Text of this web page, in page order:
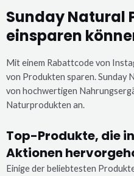
Sunday Natural
einsparen
Mit einem Rabattcode von
von Produkten sparen. Sunday
von hochwertigen
Naturprodukten an.
Top-Produkte, die
Aktionen
Einige der beliebtesten